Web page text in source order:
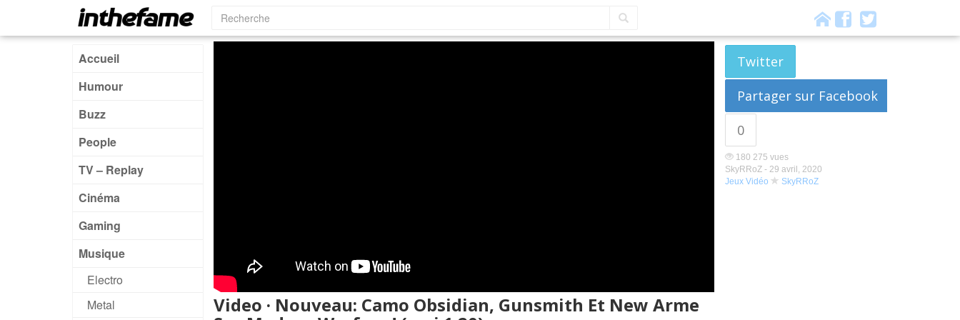
Accueil
Humour
Buzz
People
TV – Replay
Cinéma
Gaming
Musique
Electro
Metal
Video · Nouveau: Camo Obsidian, Gunsmith Et New Arme
Twitter
Partager sur Facebook
0
180 275 vues
SkyRRoZ - 29 avril, 2020
Jeux Vidéo
SkyRRoZ